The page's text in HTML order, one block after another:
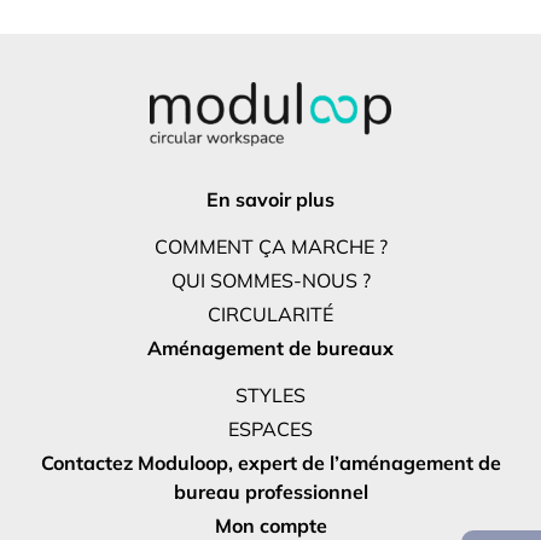
En savoir plus
COMMENT ÇA MARCHE ?
QUI SOMMES-NOUS ?
CIRCULARITÉ
Aménagement de bureaux
STYLES
ESPACES
Contactez Moduloop, expert de l’aménagement de
bureau professionnel
Mon compte